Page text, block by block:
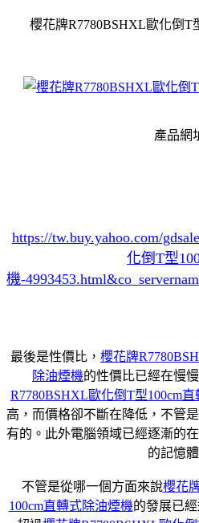
櫻花牌R7780BSHXL歐化倒T
產品網
https://tw.buy.yahoo.com/
化倒T型
機-
最後是性價比， 櫻花牌
除油煙機的性價比已經在慢
R7780BSHXL歐化倒T型100cm
高，而價格卻不斷在降低，不管
有的。此外電腦領域已經逐漸的
的記憶體
不管是從哪一個方面來說櫻花
100cm直轉式除油煙機的發展已